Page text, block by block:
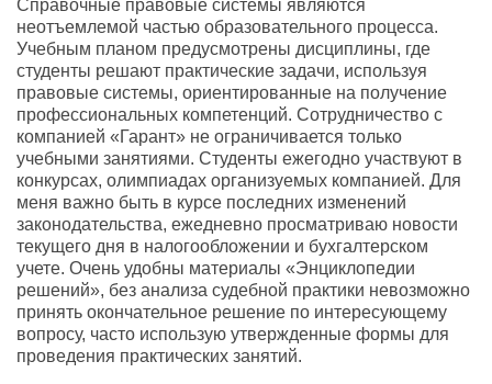
Справочные правовые системы являются
неотъемлемой частью образовательного процесса.
Учебным планом предусмотрены дисциплины, где
студенты решают практические задачи, используя
правовые системы, ориентированные на получение
профессиональных компетенций. Сотрудничество с
компанией «Гарант» не ограничивается только
учебными занятиями. Студенты ежегодно участвуют в
конкурсах, олимпиадах организуемых компанией. Для
меня важно быть в курсе последних изменений
законодательства, ежедневно просматриваю новости
текущего дня в налогообложении и бухгалтерском
учете. Очень удобны материалы «Энциклопедии
решений», без анализа судебной практики невозможно
принять окончательное решение по интересующему
вопросу, часто использую утвержденные формы для
проведения практических занятий.